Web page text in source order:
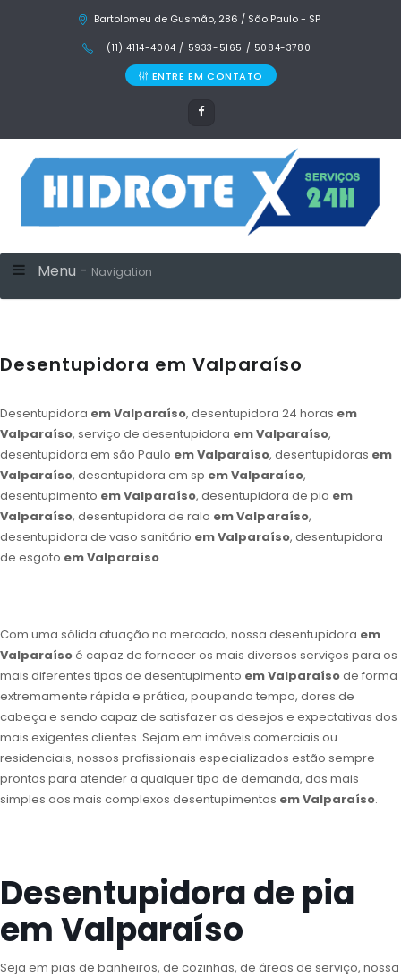
Bartolomeu de Gusmão, 286 / São Paulo - SP
(11) 4114-4004 / 5933-5165 / 5084-3780
ENTRE EM CONTATO
Menu - Navigation
Desentupidora em Valparaíso
Desentupidora em Valparaíso, desentupidora 24 horas em
Valparaíso, serviço de desentupidora em Valparaíso,
desentupidora em são Paulo em Valparaíso, desentupidoras em
Valparaíso, desentupidora em sp em Valparaíso,
desentupimento em Valparaíso, desentupidora de pia em
Valparaíso, desentupidora de ralo em Valparaíso,
desentupidora de vaso sanitário em Valparaíso, desentupidora
de esgoto em Valparaíso.
Com uma sólida atuação no mercado, nossa desentupidora em
Valparaísoé capaz de fornecer os mais diversos serviços para os
mais diferentes tipos de desentupimento em Valparaísode forma
extremamente rápida e prática, poupando tempo, dores de
cabeça e sendo capaz de satisfazer os desejos e expectativas dos
mais exigentes clientes. Sejam em imóveis comerciais ou
residenciais, nossos profissionais especializados estão sempre
prontos para atender a qualquer tipo de demanda, dos mais
simples aos mais complexos desentupimentos em Valparaíso.
Desentupidora de pia
em Valparaíso
Seja em pias de banheiros, de cozinhas, de áreas de serviço, nossa